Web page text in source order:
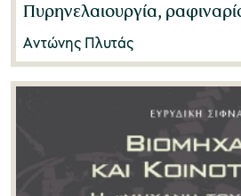
Πυρηνελαιουργία,
Αντώνης Πλυτάς